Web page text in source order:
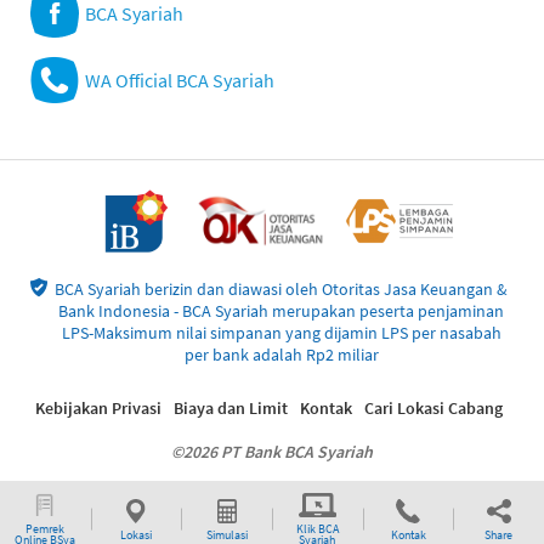
Pemrek
Online BSya Lokasi Simulasi Klik BCA
Syariah Kontak Share
BCA Syariah
WA Official BCA Syariah
BCA Syariah berizin dan diawasi oleh Otoritas Jasa Keuangan &
Bank Indonesia - BCA Syariah merupakan peserta penjaminan
LPS-Maksimum nilai simpanan yang dijamin LPS per nasabah
per bank adalah Rp2 miliar
©2026 PT Bank BCA Syariah
Kebijakan Privasi Biaya dan Limit Kontak Cari Lokasi Cabang